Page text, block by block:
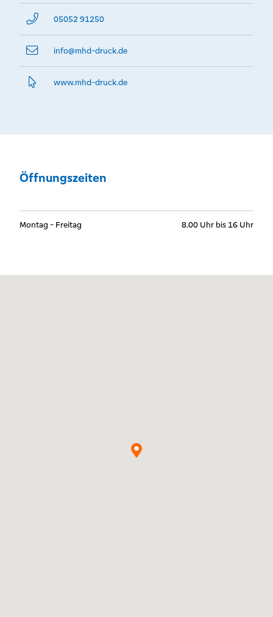
05052 91250
info@­mhd-druck.de
www.­mhd-druck.­de
Öffnungszeiten
Montag - Freitag 8.00 Uhr bis 16 Uhr